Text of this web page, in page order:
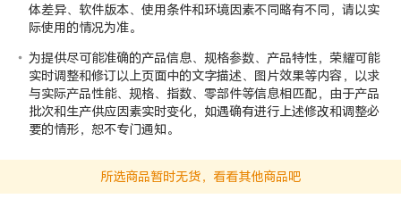
体差异、软件版本、使用条件和环境因素不同略有不同，请以实
际使用的情况为准。
为提供尽可能准确的产品信息、规格参数、产品特性，荣耀可能
实时调整和修订以上页面中的文字描述、图片效果等内容，以求
与实际产品性能、规格、指数、零部件等信息相匹配，由于产品
批次和生产供应因素实时变化，如遇确有进行上述修改和调整必
要的情形，恕不专门通知。
所选商品暂时无货，看看其他商品吧